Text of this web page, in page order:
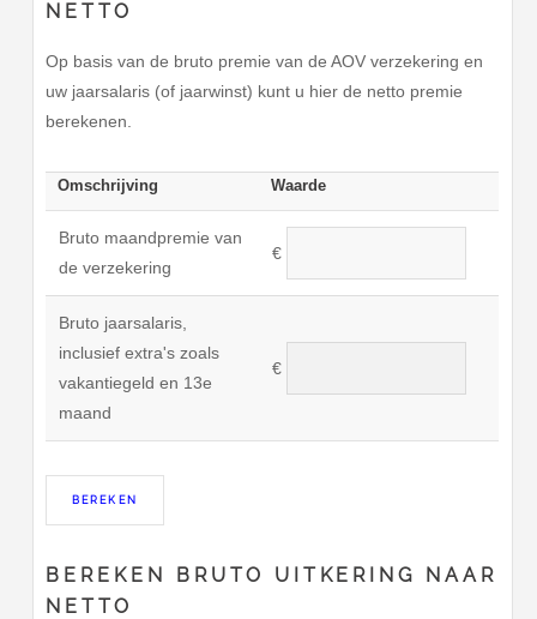
NETTO
Op basis van de bruto premie van de AOV verzekering en
uw jaarsalaris (of jaarwinst) kunt u hier de netto premie
berekenen.
Omschrijving Waarde
Bruto maandpremie van
de verzekering
€
Bruto jaarsalaris,
inclusief extra's zoals
vakantiegeld en 13e
maand
€
BEREKEN BRUTO UITKERING NAAR
NETTO